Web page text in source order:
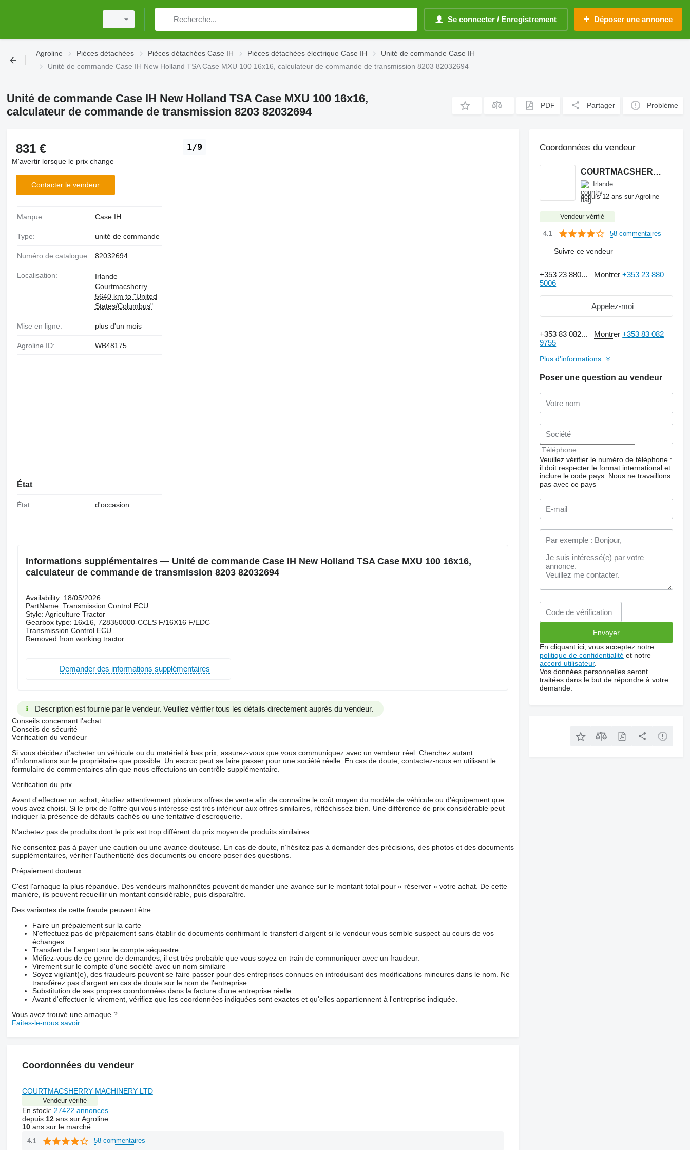
Se connecter / Enregistrement Déposer une annonce
Agroline Pièces détachées Pièces détachées Case IH Pièces détachées électrique Case IH
Unité de commande Case IH
Unité de commande Case IH New Holland TSA Case MXU 100 16x16, calculateur de commande de transmission 8203 82032694
Unité de commande Case IH New Holland TSA Case MXU 100 16x16,
calculateur de commande de transmission 8203 82032694
PDF Partager Problème
1/9
831 €
M'avertir lorsque le prix change
Contacter le vendeur
Marque: Case IH
Type: unité de commande
Numéro de catalogue: 82032694
Localisation:
Irlande
Courtmacsherry
5640 km to "United
States/Columbus"
Mise en ligne: plus d'un mois
Agroline ID: WB48175
État
État: d'occasion
Informations supplémentaires — Unité de commande Case IH New Holland TSA Case MXU 100 16x16,
calculateur de commande de transmission 8203 82032694
Availability: 18/05/2026
PartName: Transmission Control ECU
Style: Agriculture Tractor
Gearbox type: 16x16, 728350000-CCLS F/16X16 F/EDC
Transmission Control ECU
Removed from working tractor
Demander des informations supplémentaires
Description est fournie par le vendeur. Veuillez vérifier tous les détails directement auprès du vendeur.
Conseils concernant l'achat
Conseils de sécurité
Vérification du vendeur
Si vous décidez d'acheter un véhicule ou du matériel à bas prix, assurez-vous que vous communiquez avec un vendeur réel. Cherchez autant
d'informations sur le propriétaire que possible. Un escroc peut se faire passer pour une société réelle. En cas de doute, contactez-nous en utilisant le
formulaire de commentaires afin que nous effectuions un contrôle supplémentaire.
Vérification du prix
Avant d'effectuer un achat, étudiez attentivement plusieurs offres de vente afin de connaître le coût moyen du modèle de véhicule ou d'équipement que
vous avez choisi. Si le prix de l'offre qui vous intéresse est très inférieur aux offres similaires, réfléchissez bien. Une différence de prix considérable peut
indiquer la présence de défauts cachés ou une tentative d'escroquerie.
N'achetez pas de produits dont le prix est trop différent du prix moyen de produits similaires.
Ne consentez pas à payer une caution ou une avance douteuse. En cas de doute, n’hésitez pas à demander des précisions, des photos et des documents
supplémentaires, vérifier l'authenticité des documents ou encore poser des questions.
Prépaiement douteux
C'est l'arnaque la plus répandue. Des vendeurs malhonnêtes peuvent demander une avance sur le montant total pour « réserver » votre achat. De cette
manière, ils peuvent recueillir un montant considérable, puis disparaître.
Des variantes de cette fraude peuvent être :
Faire un prépaiement sur la carte
N'effectuez pas de prépaiement sans établir de documents confirmant le transfert d'argent si le vendeur vous semble suspect au cours de vos
échanges.
Transfert de l'argent sur le compte séquestre
Méfiez-vous de ce genre de demandes, il est très probable que vous soyez en train de communiquer avec un fraudeur.
Virement sur le compte d'une société avec un nom similaire
Soyez vigilant(e), des fraudeurs peuvent se faire passer pour des entreprises connues en introduisant des modifications mineures dans le nom. Ne
transférez pas d'argent en cas de doute sur le nom de l'entreprise.
Substitution de ses propres coordonnées dans la facture d'une entreprise réelle
Avant d'effectuer le virement, vérifiez que les coordonnées indiquées sont exactes et qu'elles appartiennent à l'entreprise indiquée.
Vous avez trouvé une arnaque ?
Faites-le-nous savoir
Coordonnées du vendeur
COURTMACSHERRY MACHINERY LTD
Vendeur vérifié
En stock: 27422 annonces
depuis 12ans sur Agroline
10ans sur le marché
4.1 58 commentaires
Coordonnées du vendeur
COURTMACSHERRY MACHINERY LTD
Irlande
depuis 12 ans sur Agroline
Vendeur vérifié
4.1 58 commentaires
Suivre ce vendeur
+353 23 880... Montrer+353 23 880
5006
Appelez-moi
+353 83 082... Montrer+353 83 082
9755
Plus d'informations
Poser une question au vendeur
Veuillez vérifier le numéro de téléphone :
il doit respecter le format international et
inclure le code pays. Nous ne travaillons
pas avec ce pays
En cliquant ici, vous acceptez notre
politique de confidentialité et notre
accord utilisateur.
Vos données personnelles seront
traitées dans le but de répondre à votre
demande.